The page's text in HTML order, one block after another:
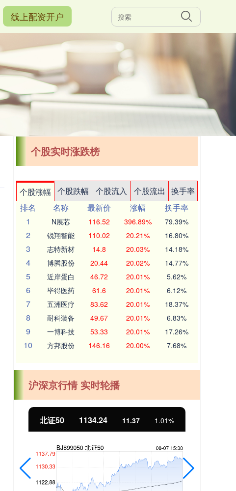
线上配资开户
个股实时涨跌榜
个股涨幅 个股跌幅 个股流入 个股流出
换手率
排名
名称 最新价 涨幅
换手率
1
N展芯 116.52 396.89% 79.39%
2 锐翔智能 110.02 20.21% 16.80%
3 志特新材 14.8 20.03% 14.18%
4 博腾股份 20.44 20.02% 14.77%
5 近岸蛋白 46.72 20.01% 5.62%
6 毕得医药 61.6 20.01% 6.12%
7 五洲医疗 83.62 20.01% 18.37%
8 耐科装备 49.67 20.01% 6.83%
9 一博科技 53.33 20.01% 17.26%
10 方邦股份 146.16 20.00% 7.68%
沪深京行情 实时轮播
北证50 1134.24 11.37 1.01%